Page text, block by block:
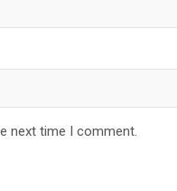
next time I comment.